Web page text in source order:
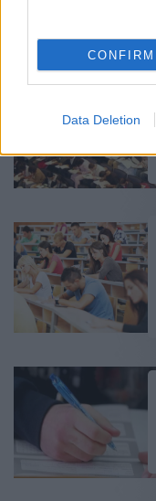
CONFIRM
Data Deletion